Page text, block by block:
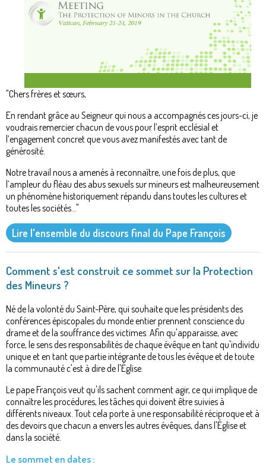
"Chers frères et sœurs,
En rendant grâce au Seigneur qui nous a accompagnés ces jours-ci, je
voudrais remercier chacun de vous pour l’esprit ecclésial et
l’engagement concret que vous avez manifestés avec tant de
générosité.
Notre travail nous a amenés à reconnaître, une fois de plus, que
l’ampleur du fléau des abus sexuels sur mineurs est malheureusement
un phénomène historiquement répandu dans toutes les cultures et
toutes les sociétés..."
Lire l'ensemble du discours final du Pape François
Comment s'est construit ce sommet sur la Protection
des Mineurs ?
Né de la volonté du Saint-Père, qui souhaite que les présidents des
conférences épiscopales du monde entier prennent conscience du
drame et de la souffrance des victimes. Afin qu'apparaisse, avec
force, le sens des responsabilités de chaque évêque en tant qu'individu
unique et en tant que partie intégrante de tous les évêque et de toute
la communauté c'est à dire de l'Église.
Le pape François veut qu'ils sachent comment agir, ce qui implique de
connaître les procédures, les tâches qui doivent être suivies à
différents niveaux. Tout cela porte à une responsabilité réciproque et à
des devoirs que chacun a envers les autres évêques, dans l'Église et
dans la société.
Le sommet en dates :